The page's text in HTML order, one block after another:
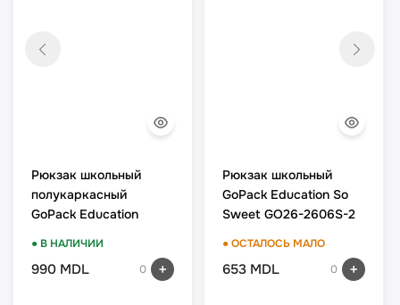
Рюкзак школьный
полукаркасный
GoPack Education
● В НАЛИЧИИ
990 MDL 0
Рюкзак школьный
GoPack Education So
Sweet GO26-2606S-2
● ОСТАЛОСЬ МАЛО
653 MDL 0